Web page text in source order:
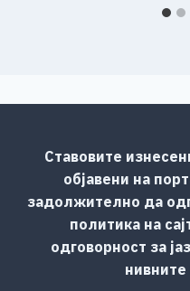
Ставовите
објавени на
задолжително да
политика на
одговорност за
нивните